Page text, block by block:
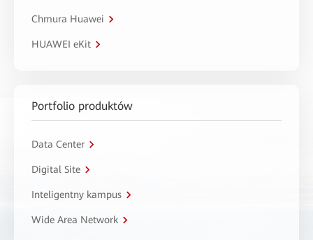
Chmura Huawei
HUAWEI eKit
Portfolio produktów
Data Center
Digital Site
Inteligentny kampus
Wide Area Network